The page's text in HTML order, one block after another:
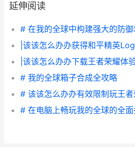
延伸阅读
# 在我的全球中构建强大的防
|该该怎么办办获得和平精英
# 我的全球箱子合成全攻略
# 该该怎么办办有效限制玩王者
# 在电脑上畅玩我的全球的全面